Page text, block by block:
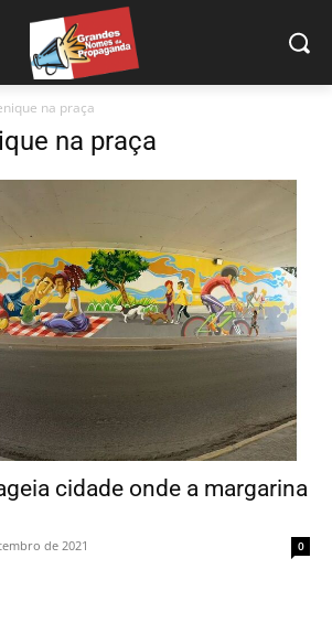
na praça
na praça
cidade onde a margarina
de 2021 0